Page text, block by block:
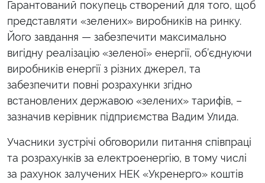
Гарантований покупець створений для того, щоб
представляти «зелених» виробників на ринку.
Його завдання — забезпечити максимально
вигідну реалізацію «зеленої» енергії, об’єднуючи
виробників енергії з різних джерел, та
забезпечити повні розрахунки згідно
встановлених державою «зелених» тарифів, –
зазначив керівник підприємства Вадим Улида.
Учасники зустрічі обговорили питання співпраці
та розрахунків за електроенергію, в тому числі
за рахунок залучених НЕК «Укренерго» коштів